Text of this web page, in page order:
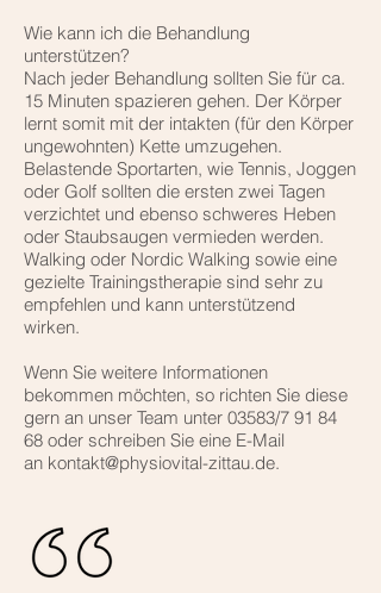
Wie kann ich die Behandlung
unterstützen?
Nach jeder Behandlung sollten Sie für ca.
15 Minuten spazieren gehen. Der Körper
lernt somit mit der intakten (für den Körper
ungewohnten) Kette umzugehen.
Belastende Sportarten, wie Tennis, Joggen
oder Golf sollten die ersten zwei Tagen
verzichtet und ebenso schweres Heben
oder Staubsaugen vermieden werden.
Walking oder Nordic Walking sowie eine
gezielte Trainingstherapie sind sehr zu
empfehlen und kann unterstützend
wirken.
Wenn Sie weitere Informationen
bekommen möchten, so richten Sie diese
gern an unser Team unter 03583/7 91 84
68 oder schreiben Sie eine E-Mail
an kontakt@physiovital-zittau.de.